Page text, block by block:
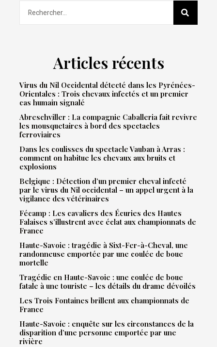
Articles récents
Virus du Nil Occidental détecté dans les Pyrénées-
Orientales : Trois chevaux infectés et un premier
cas humain signalé
Abreschviller : La compagnie Caballeria fait revivre
les mousquetaires à bord des spectacles
ferroviaires
Dans les coulisses du spectacle Vauban à Arras :
comment on habitue les chevaux aux bruits et
explosions
Belgique : Détection d’un premier cheval infecté
par le virus du Nil occidental – un appel urgent à la
vigilance des vétérinaires
Fécamp : Les cavaliers des Écuries des Hautes
Falaises s’illustrent avec éclat aux championnats de
France
Haute-Savoie : tragédie à Sixt-Fer-à-Cheval, une
randonneuse emportée par une coulée de boue
mortelle
Tragédie en Haute-Savoie : une coulée de boue
fatale à une touriste – les détails du drame dévoilés
Les Trois Fontaines brillent aux championnats de
France
Haute-Savoie : enquête sur les circonstances de la
disparition d’une personne emportée par une
rivière